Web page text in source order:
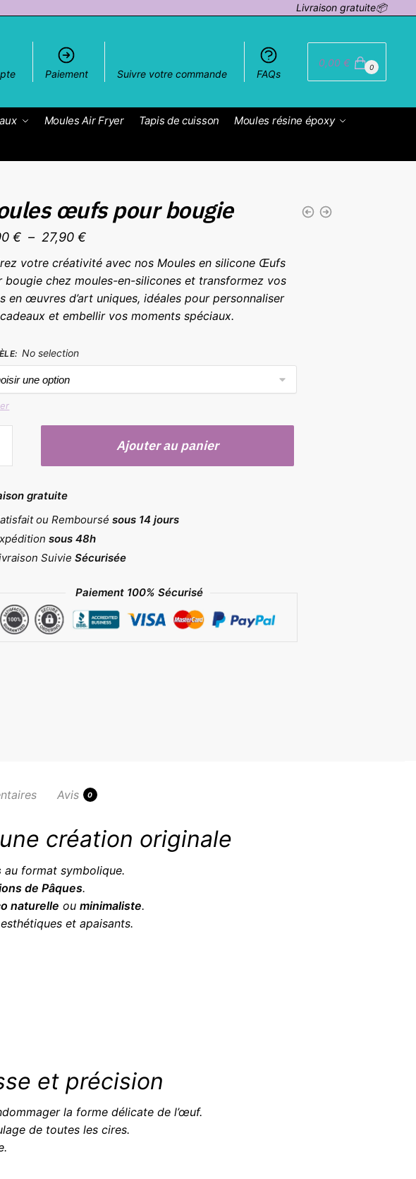
Livraison gratuite📦
Paiement Suivre votre commande FAQs
0,00€ 0
Moules Air Fryer Tapis de cuisson
Moules résine époxy
œufs pour bougie
€ – 27,90€Plage
de
prix :
21,90 €
à
votre créativité avec nos Moules en silicone Œufs
bougie chez moules-en-silicones et transformez vos
en œuvres d’art uniques, idéales pour personnaliser
et embellir vos moments spéciaux.
: No selection
Ajouter au panier
gratuite
ou Remboursésous 14 jours
sous 48h
SuivieSécurisée
Paiement 100% Sécurisé
Avis 0
création originale
au format symbolique.
de Pâques.
naturelle ou minimaliste.
et apaisants.
et précision
la forme délicate de l’œuf.
de toutes les cires.